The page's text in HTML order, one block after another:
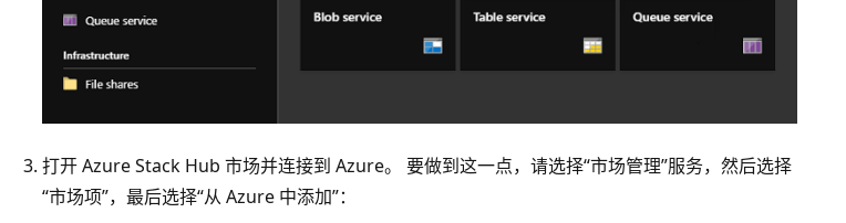
打开 Azure Stack Hub 市场并连接到 Azure。 要做到这一点，请选择“市场管理”服务，然后选择
“市场项”，最后选择“从 Azure 中添加”：